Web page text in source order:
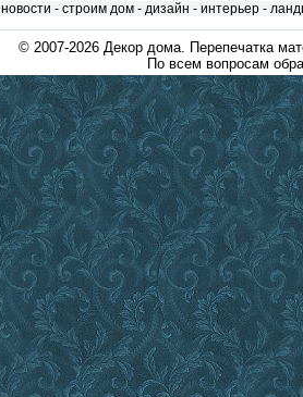
новости - строим дом- дизайн - интерьер-
© 2007-2026 Декор дома. Перепечатка
По всем вопросам